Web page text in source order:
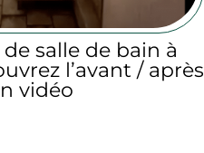
salle de bain à
l’avant / après
vidéo